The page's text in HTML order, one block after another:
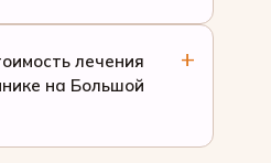
лечения
на Большой